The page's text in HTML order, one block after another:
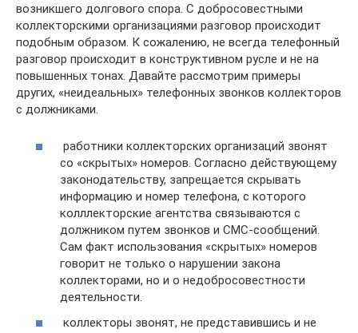
возникшего долгового спора. С добросовестными
коллекторскими организациями разговор происходит
подобным образом. К сожалению, не всегда телефонный
разговор происходит в конструктивном русле и не на
повышенных тонах. Давайте рассмотрим примеры
других, «неидеальных» телефонных звонков коллекторов
с должниками.
работники коллекторских организаций звонят
со «скрытых» номеров. Согласно действующему
законодательству, запрещается скрывать
информацию и номер телефона, с которого
колллекторские агентства связываются с
должником путем звонков и СМС-сообщений.
Сам факт использования «скрытых» номеров
говорит не только о нарушении закона
коллекторами, но и о недобросовестности
деятельности.
коллекторы звонят, не представившись и не